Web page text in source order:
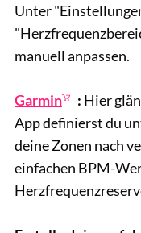
Unter
manuell anpassen.
Garmin : Hier
App definierst du
deine Zonen nach
einfachen BPM-